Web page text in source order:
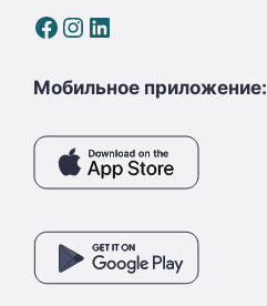
Facebook
Instagram
LinkedIn
Мобильное приложение: